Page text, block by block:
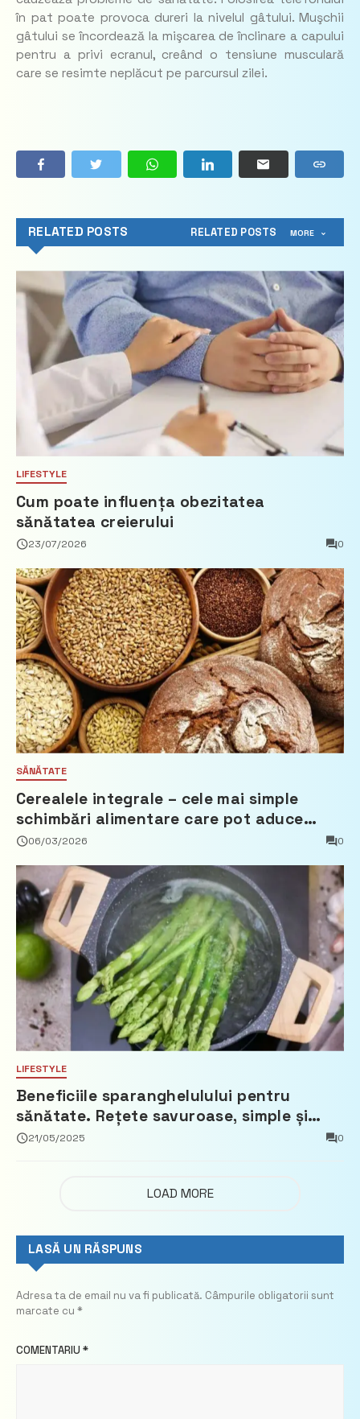
în pat poate provoca dureri la nivelul gâtului. Muşchii
gâtului se încordează la mişcarea de înclinare a capului
pentru a privi ecranul, creând o tensiune musculară
care se resimte neplăcut pe parcursul zilei.
RELATED POSTS RELATED POSTS MORE
LIFESTYLE
Cum poate influența obezitatea
sănătatea creierului
23/07/2026 0
SĂNĂTATE
Cerealele integrale – cele mai simple
schimbări alimentare care pot aduce
beneficii reale
06/03/2026 0
LIFESTYLE
Beneficiile sparanghelulului pentru
sănătate. Rețete savuroase, simple și
ușor de pregătit
21/05/2025 0
LOAD MORE
LASĂ UN RĂSPUNS
Adresa ta de email nu va fi publicată. Câmpurile obligatorii sunt
marcate cu *
COMENTARIU *